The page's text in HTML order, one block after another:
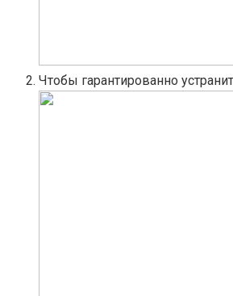
Чтобы гарантированно